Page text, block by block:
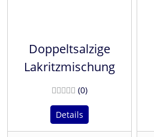
Doppeltsalzige
Lakritzmischung
(0Bewertungen
)
Details